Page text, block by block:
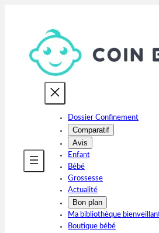
contenu
Dossier Confinement
Comparatif
Avis
Enfant
Bébé
Grossesse
Actualité
Bon plan
Ma bibliothèque
Boutique bébé